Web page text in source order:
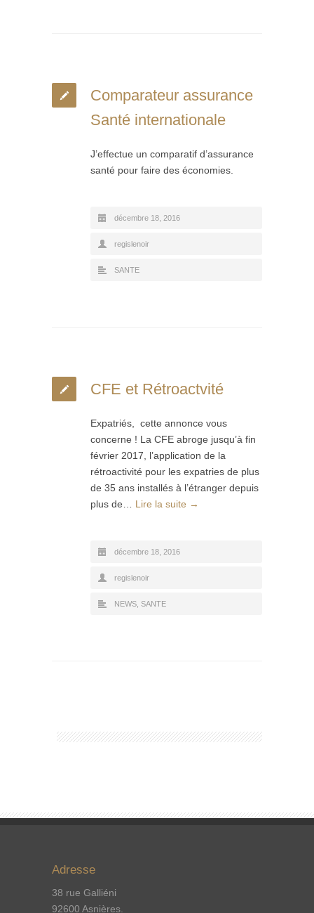
Comparateur assurance
Santé internationale
J’effectue un comparatif d’assurance
santé pour faire des économies.
décembre 18, 2016
regislenoir
SANTE
CFE et Rétroactvité
Expatriés, cette annonce vous
concerne ! La CFE abroge jusqu’à fin
février 2017, l’application de la
rétroactivité pour les expatries de plus
de 35 ans installés à l’étranger depuis
plus de… Lire la suite →
décembre 18, 2016
regislenoir
NEWS SANTE
Adresse
38 rue Galliéni
92600 Asnières.